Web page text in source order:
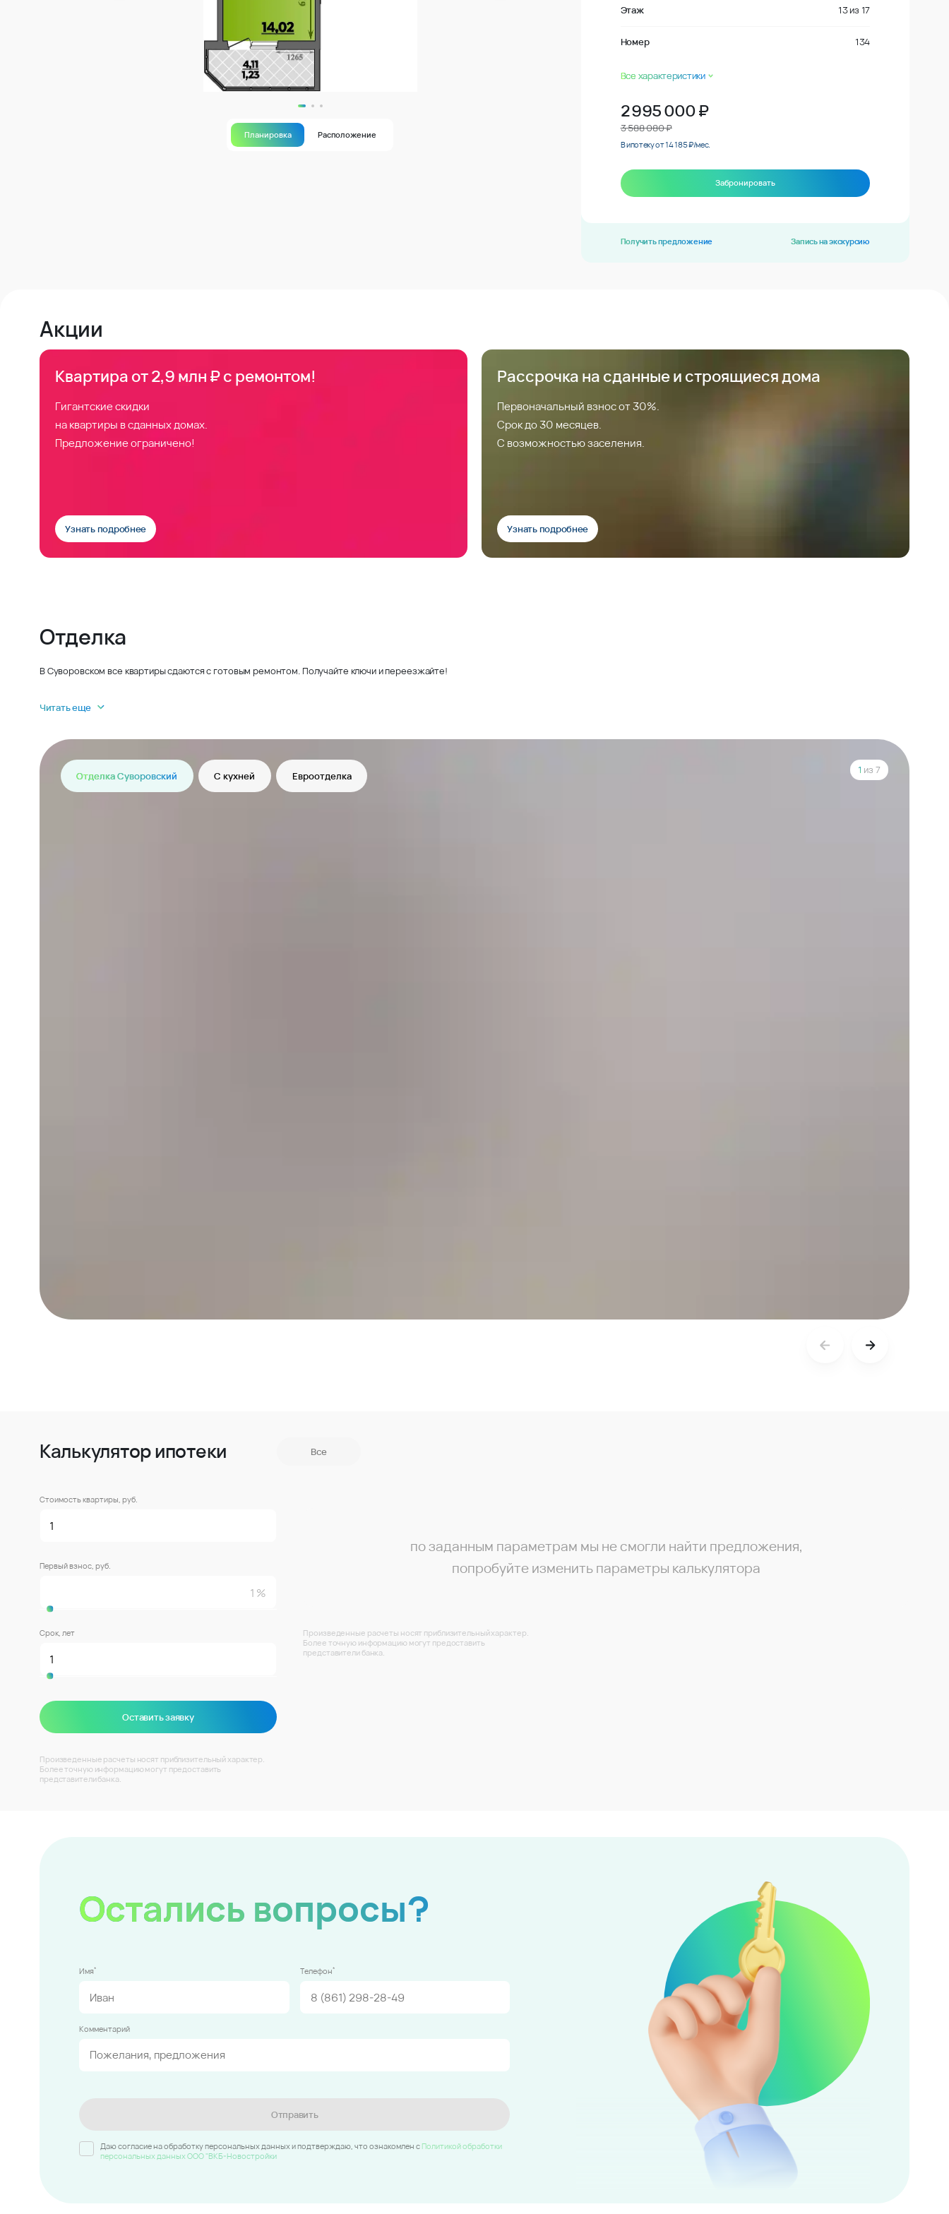
Планировка Расположение
Этаж 13из 17
Номер 134
Все характеристики
2 995 000₽
3 588 080 ₽
В ипотеку от 14 185 ₽/мес.
Забронировать
Получить предложение Запись на экскурсию
Акции
Квартира от 2,9 млн ₽ с ремонтом!
Гигантские скидки
на квартиры в сданных домах.
Предложение ограничено!
Узнать подробнее
Рассрочка на сданные и строящиеся дома
Первоначальный взнос от 30%.
Срок до 30 месяцев.
С возможностью заселения.
Узнать подробнее
Отделка
В Суворовском все квартиры сдаются с готовым ремонтом. Получайте ключи и переезжайте!
Читать еще
Отделка Суворовский С кухней Евроотделка
1 из 7
Калькулятор ипотеки Все
Стоимость квартиры, руб.
Первый взнос, руб.
Срок, лет
Оставить заявку
Произведенные расчеты носят приблизительный характер.
Более точную информацию могут предоставить
представители банка.
по заданным параметрам мы не смогли найти предложения,
попробуйте изменить параметры калькулятора
Произведенные расчеты носят приблизительный характер.
Более точную информацию могут предоставить
представители банка.
Остались вопросы?
Имя* Телефон*
Комментарий
Отправить
Даю согласие на обработку персональных данных и подтверждаю, что ознакомлен c Политикой обработки
персональных данных ООО "ВКБ-Новостройки